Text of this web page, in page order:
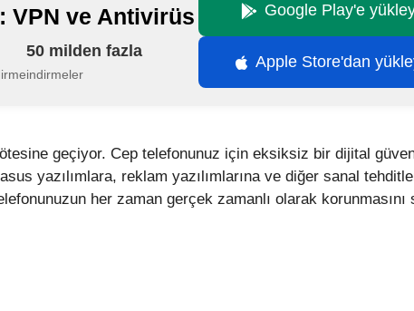
VPN ve Antivirüs
50 milden fazla
indirmeler
Google Play'e
Apple Store'dan
geçiyor. Cep telefonunuz için eksiksiz bir dijital
yazılımlara, reklam yazılımlarına ve diğer sanal
her zaman gerçek zamanlı olarak korunmasını